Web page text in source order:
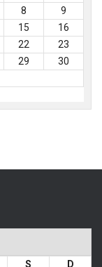
8
9
15
16
22
23
29
30
S
D